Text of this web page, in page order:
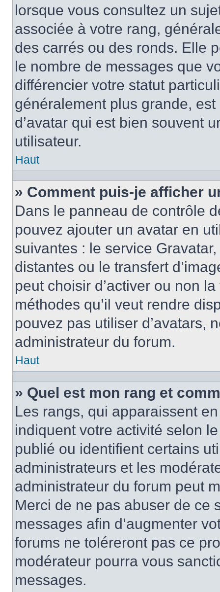
lorsque vous consultez un
associée à votre rang,
des carrés ou des ronds. Elle
le nombre de messages que
différencier votre statut
généralement plus grande,
d’avatar qui est bien souvent
utilisateur.
Haut
» Comment puis-je afficher
Dans le panneau de contrôle
pouvez ajouter un avatar en
suivantes : le service
distantes ou le transfert
peut choisir d’activer ou non
méthodes qu’il veut rendre
pouvez pas utiliser d’avatars,
administrateur du forum.
Haut
» Quel est mon rang et
Les rangs, qui apparaissent
indiquent votre activité selon
publié ou identifient certains
administrateurs et les
administrateur du forum peut
Merci de ne pas abuser de ce
messages afin d’augmenter
forums ne toléreront pas ce
modérateur pourra vous
messages.